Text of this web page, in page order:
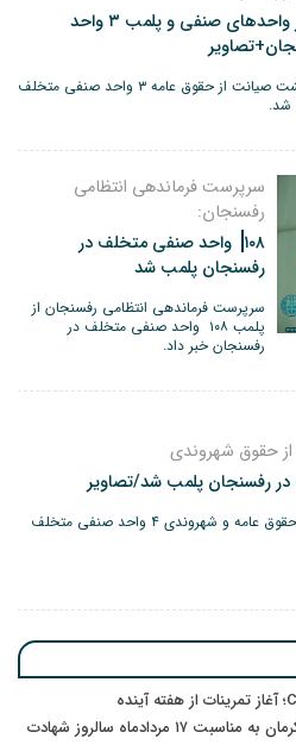
بازدید سرزده از واحدهای صنفی و پلمب ۳ واحد
در بازدید سرزده گشت صیانت از حقوق عامه ۳ واحد صنفی متخلف
شد.
سرپرست فرماندهی انتظامی
رفسنجان:
۱۰۸ واحد صنفی متخلف در
رفسنجان پلمب شد
سرپرست فرماندهی انتظامی رفسنجان از
پلمب ۱۰۸ واحد صنفی متخلف در
رفسنجان خبر داد.
حقوق شهروندی
در راستای گشت صیانت از حقوق عامه و شهروندی ۴ واحد صنفی متخلف
پیام رئیس کل دادگستری استان کرمان به مناسبت ۱۷ مردادماه سالروز شهادت